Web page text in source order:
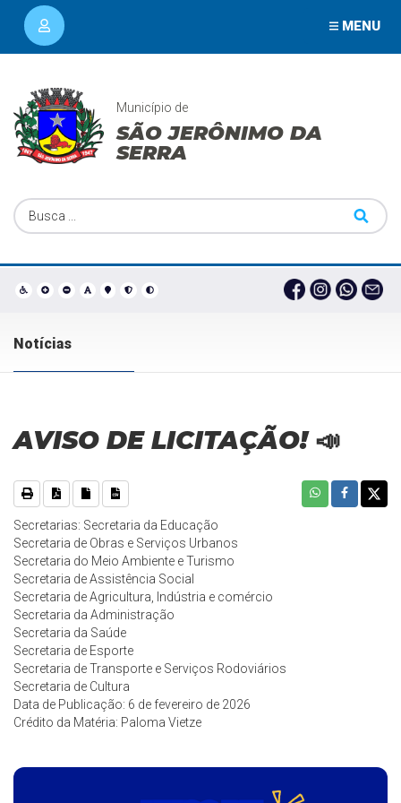
MENU
Município de
SÃO JERÔNIMO DA
SERRA
Notícias
AVISO DE LICITAÇÃO! 📣
Secretarias: Secretaria da Educação
Secretaria de Obras e Serviços Urbanos
Secretaria do Meio Ambiente e Turismo
Secretaria de Assistência Social
Secretaria de Agricultura, Indústria e comércio
Secretaria da Administração
Secretaria da Saúde
Secretaria de Esporte
Secretaria de Transporte e Serviços Rodoviários
Secretaria de Cultura
Data de Publicação: 6 de fevereiro de 2026
Crédito da Matéria: Paloma Vietze